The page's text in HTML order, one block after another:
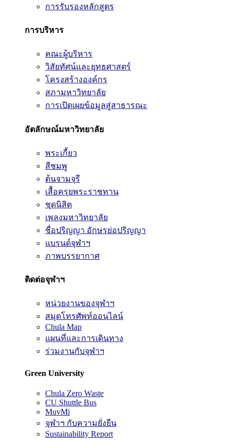
การรับรองหลักสูตร
การบริหาร
คณะผู้บริหาร
วิสัยทัศน์และยุทธศาสตร์
โครงสร้างองค์กร
สภามหาวิทยาลัย
การเปิดเผยข้อมูลสู่สาธารณะ
อัตลักษณ์มหาวิทยาลัย
พระเกี้ยว
สีชมพู
ต้นจามจุรี
เสื้อครุยพระราชทาน
ชุดนิสิต
เพลงมหาวิทยาลัย
ชื่อปริญญา อักษรย่อปริญญา
แบรนด์จุฬาฯ
ภาพบรรยากาศ
ติดต่อจุฬาฯ
หน่วยงานของจุฬาฯ
สมุดโทรศัพท์ออนไลน์
Chula Map
แผนที่และการเดินทาง
ร่วมงานกับจุฬาฯ
Green University
Chula Zero Waste
CU Shuttle Bus
MuvMi
จุฬาฯ กับความยั่งยืน
Sustainability Report